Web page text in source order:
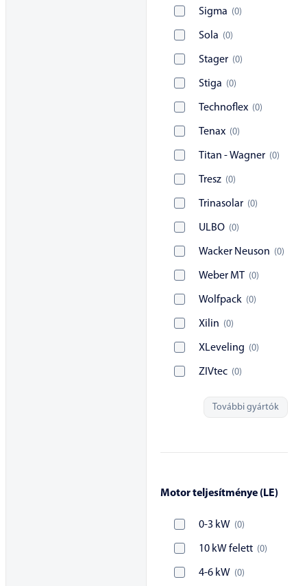
Sigma (0)
Sola (0)
Stager (0)
Stiga (0)
Technoflex (0)
Tenax (0)
Titan - Wagner (0)
Tresz (0)
Trinasolar (0)
ULBO (0)
Wacker Neuson (0)
Weber MT (0)
Wolfpack (0)
Xilin (0)
XLeveling (0)
ZIVtec (0)
További gyártók
Motor teljesítménye (LE)
0-3 kW (0)
10 kW felett (0)
4-6 kW (0)